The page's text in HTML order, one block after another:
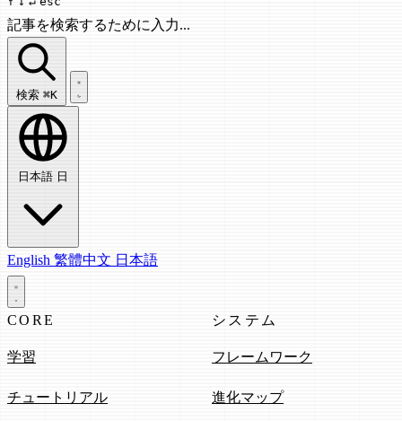
記事を検索するために入力...
記事を検索...
検索 ⌘K
日本語 日
English 繁體中文 日本語
CORE
学習
チュートリアル
システム
フレームワーク
進化マップ